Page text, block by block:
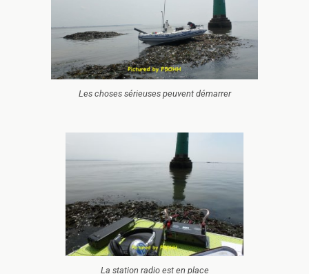
Les choses sérieuses peuvent démarrer
La station radio est en place